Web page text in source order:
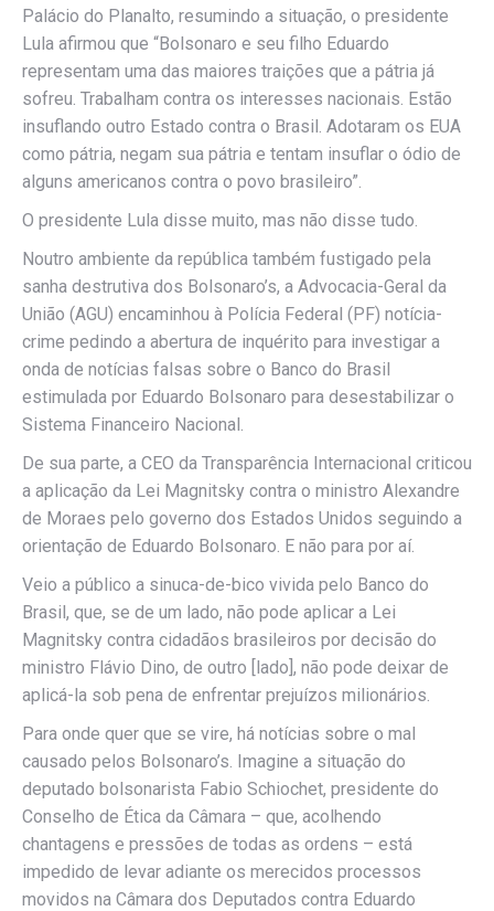
Palácio do Planalto, resumindo a situação, o presidente
Lula afirmou que “Bolsonaro e seu filho Eduardo
representam uma das maiores traições que a pátria já
sofreu. Trabalham contra os interesses nacionais. Estão
insuflando outro Estado contra o Brasil. Adotaram os EUA
como pátria, negam sua pátria e tentam insuflar o ódio de
alguns americanos contra o povo brasileiro”.
O presidente Lula disse muito, mas não disse tudo.
Noutro ambiente da república também fustigado pela
sanha destrutiva dos Bolsonaro’s, a Advocacia-Geral da
União (AGU) encaminhou à Polícia Federal (PF) notícia-
crime pedindo a abertura de inquérito para investigar a
onda de notícias falsas sobre o Banco do Brasil
estimulada por Eduardo Bolsonaro para desestabilizar o
Sistema Financeiro Nacional.
De sua parte, a CEO da Transparência Internacional criticou
a aplicação da Lei Magnitsky contra o ministro Alexandre
de Moraes pelo governo dos Estados Unidos seguindo a
orientação de Eduardo Bolsonaro. E não para por aí.
Veio a público a sinuca-de-bico vivida pelo Banco do
Brasil, que, se de um lado, não pode aplicar a Lei
Magnitsky contra cidadãos brasileiros por decisão do
ministro Flávio Dino, de outro [lado], não pode deixar de
aplicá-la sob pena de enfrentar prejuízos milionários.
Para onde quer que se vire, há notícias sobre o mal
causado pelos Bolsonaro’s. Imagine a situação do
deputado bolsonarista Fabio Schiochet, presidente do
Conselho de Ética da Câmara – que, acolhendo
chantagens e pressões de todas as ordens – está
impedido de levar adiante os merecidos processos
movidos na Câmara dos Deputados contra Eduardo